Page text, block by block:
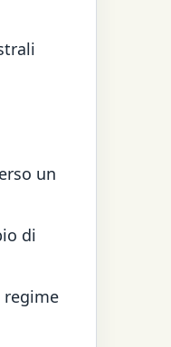
un
di
regime